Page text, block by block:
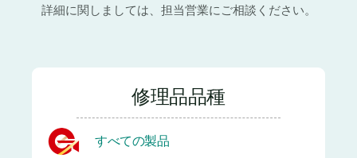
詳細に関しましては、担当営業にご相談ください。
修理品品種
すべての製品